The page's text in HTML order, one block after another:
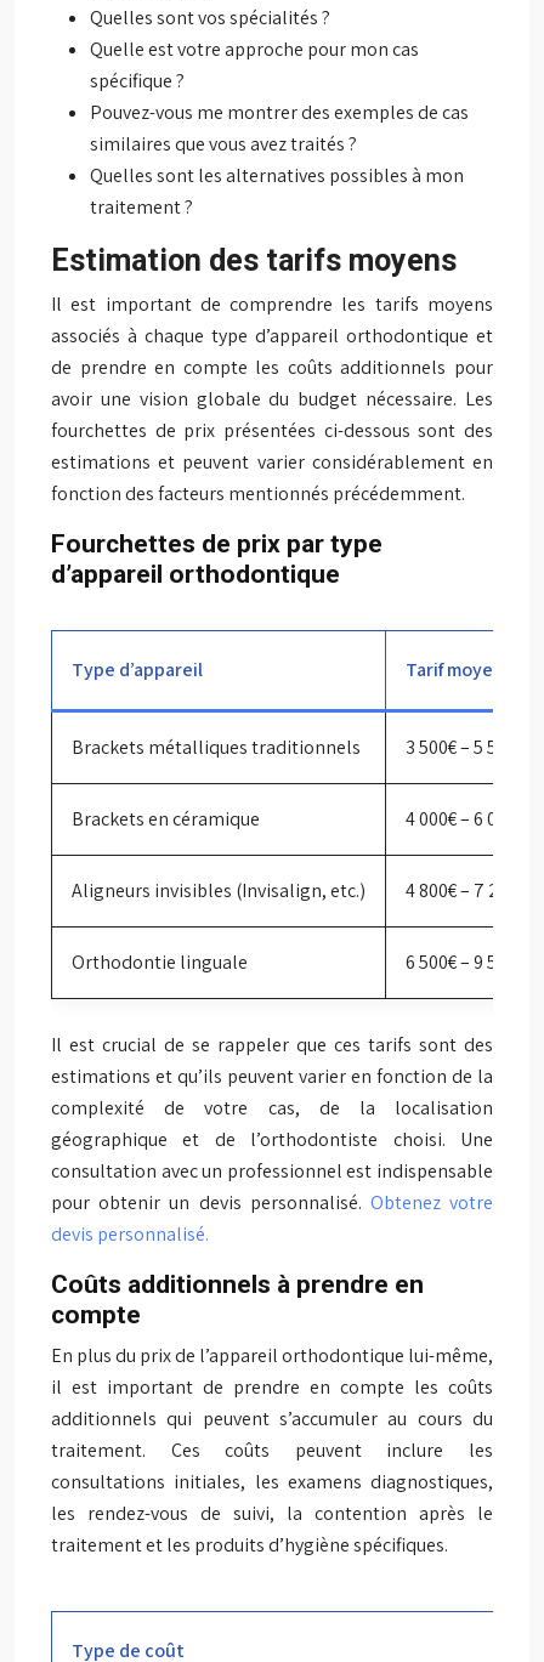
Quelles sont vos spécialités ?
Quelle est votre approche pour mon cas
spécifique ?
Pouvez-vous me montrer des exemples de cas
similaires que vous avez traités ?
Quelles sont les alternatives possibles à mon
traitement ?
Estimation des tarifs moyens
Il est important de comprendre les tarifs moyens
associés à chaque type d’appareil orthodontique et
de prendre en compte les coûts additionnels pour
avoir une vision globale du budget nécessaire. Les
fourchettes de prix présentées ci-dessous sont des
estimations et peuvent varier considérablement en
fonction des facteurs mentionnés précédemment.
Fourchettes de prix par type
d’appareil orthodontique
Type d’appareil Tarif moyen
Brackets métalliques traditionnels 3 500€ – 5 500€
Brackets en céramique 4 000€ – 6 000€
Aligneurs invisibles (Invisalign, etc.) 4 800€ – 7 200€
Orthodontie linguale 6 500€ – 9 500€
Il est crucial de se rappeler que ces tarifs sont des
estimations et qu’ils peuvent varier en fonction de la
complexité de votre cas, de la localisation
géographique et de l’orthodontiste choisi. Une
consultation avec un professionnel est indispensable
pour obtenir un devis personnalisé. Obtenez votre
devis personnalisé.
Coûts additionnels à prendre en
compte
En plus du prix de l’appareil orthodontique lui-même,
il est important de prendre en compte les coûts
additionnels qui peuvent s’accumuler au cours du
traitement. Ces coûts peuvent inclure les
consultations initiales, les examens diagnostiques,
les rendez-vous de suivi, la contention après le
traitement et les produits d’hygiène spécifiques.
Type de coût